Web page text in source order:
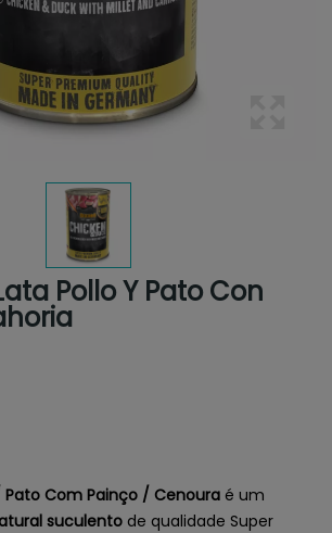
Pollo Y Pato Con
Pato Com Painço / Cenoura é um
suculento de qualidade Super